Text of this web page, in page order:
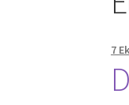
7